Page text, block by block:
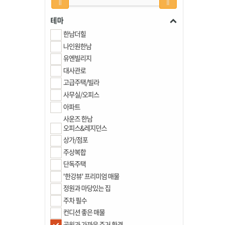
테마
한남더힐
나인원한남
유엔빌리지
대사관로
고급주택/빌라
사무실/오피스
아파트
사운즈 한남
오피스&레지던스
상가/점포
주상복합
단독주택
'한강뷰' 프리미엄 매물
정원과 마당있는 집
주차 필수
컨디션 좋은 매물